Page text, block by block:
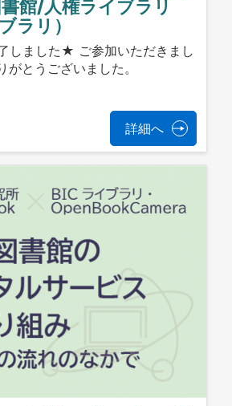
館/人権ライブラリ
ラリ）
しました★ ご参加いただきまし
がとうございました。
詳細へ